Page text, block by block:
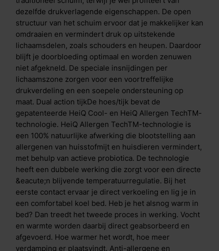
afgevoerd. Hoe warmer het wordt, hoe meer
verdamping er plaatsvindt. Anti-allergene en
temperatuur regulerende coating Uniek aan de Cool
Motion is de Aqua- en Copper Coating in de toplaag.
De&nbsp;Aqua Coating&nbsp;is een gepatenteerde
coating bovenop de traagschuim toplaag. Deze
coating heeft een krachtig verkoelend effect, dit voel
je direct wanneer je het matras aanraakt. De laag is
ademend en flexibel, waardoor je comfortabel slaapt.
Door het toevoegen van deze laag ben je verzekerd
van de juiste temperatuur gedurende de nacht.De
koperdeeltjes in de&nbsp;Copper
Coating&nbsp;zorgen voor actieve bescherming
tegen bacteri&euml;n. Wanneer bacteri&euml;n op
koper terechtkomen na bijvoorbeeld lichamelijk
contact, hoesten of niezen komen er koperionen vrij.
Deze ionen worden opgenomen in de bacteri&euml;n
waardoor ze worden vernietigd. Zo blijft het matras
dankzij deze gepatenteerde technologie altijd fris.
Verschil Cool Motion 7 & Cool Motion 8 De Cool
Motion 7 en Cool Motion 8 matrassen hebben
dezelfde opbouw, de matrassen verschillen enkel in
dezelfde drukverlagende eigenschappen. De open
structuur van het schuim ervoor dat je makkelijker kan
omdraaien en vermindert druk op uitstekende
lichaamsdelen, zoals schouders en heupen. Daardoor
blijft je doorbloeding optimaal en worden zenuwen
niet afgekneld. De speciale insnijdingen per
lichaamszone zorgen voor een voortreffelijke
drukverdeling en een soepele ondersteuning op
maat. Dual action tijkDe hoes/tijk bevat de
gepatenteerde HeiQ Cool- en HeiQ Allergen TechTM-
technologie. HeiQ Allergen TechTM-technologie is
een 100% natuurlijke afwerking die blootstelling aan
allergenen van huisstofmijt en huisdieren vermindert,
met behulp van actieve probiotica. De technologie
heeft een dubbele werking die zorgt voor een directe
&eacute;n blijvende temperatuurregulatie. Bij het
eerste contact ervaar je direct verkoeling en lig je in
een comfortabel koel bed. Heb je het alsnog warm in
bed? Dan treedt het tweede proces in werking. Vocht
en warmte worden daarbij direct geabsorbeerd en
afgevoerd. Hoe warmer het wordt, hoe meer
verdamping er plaatsvindt. Anti-allergene en